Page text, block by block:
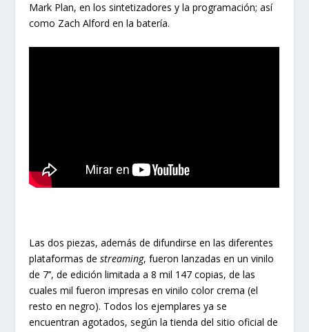
Mark Plan, en los sintetizadores y la programación; así
como Zach Alford en la batería.
Las dos piezas, además de difundirse en las diferentes
plataformas destreaming, fueron lanzadas en un vinilo
de 7’’, de edición limitada a 8 mil 147 copias, de las
cuales mil fueron impresas en vinilo color crema (el
resto en negro). Todos los ejemplares ya se
encuentran agotados, según la tienda del sitio oficial de